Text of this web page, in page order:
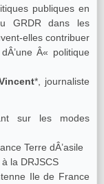
publiques en
GRDR dans les
elles contribuer
Â« politique
*, journaliste
sur les modes
Terre dÂ’asile
la DRJSCS
Ile de France